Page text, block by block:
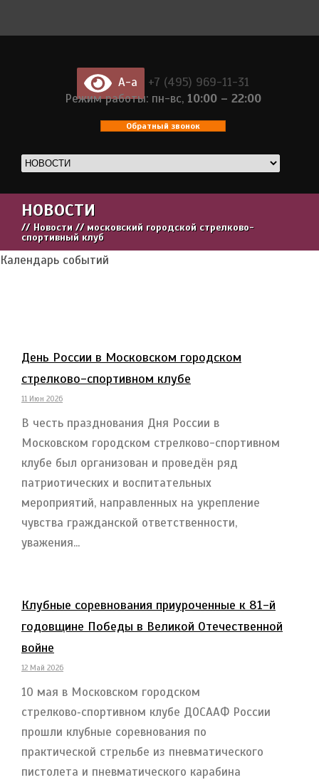
A-a
+7 (495) 969-11-31
Режим работы: пн-вс, 10:00 – 22:00
Обратный звонок
НОВОСТИ
// Новости // московский городской стрелково-
спортивный клуб
Календарь событий
День России в Московском городском
стрелково-спортивном клубе
11 Июн 2026
В честь празднования Дня России в
Московском городском стрелково-спортивном
клубе был организован и проведён ряд
патриотических и воспитательных
мероприятий, направленных на укрепление
чувства гражданской ответственности,
уважения...
Клубные соревнования приуроченные к 81-й
годовщине Победы в Великой Отечественной
войне
12 Май 2026
10 мая в Московском городском
стрелково‑спортивном клубе ДОСААФ России
прошли клубные соревнования по
практической стрельбе из пневматического
пистолета и пневматического карабина